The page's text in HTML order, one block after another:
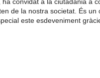
de la nostra societat. És
este esdeveniment